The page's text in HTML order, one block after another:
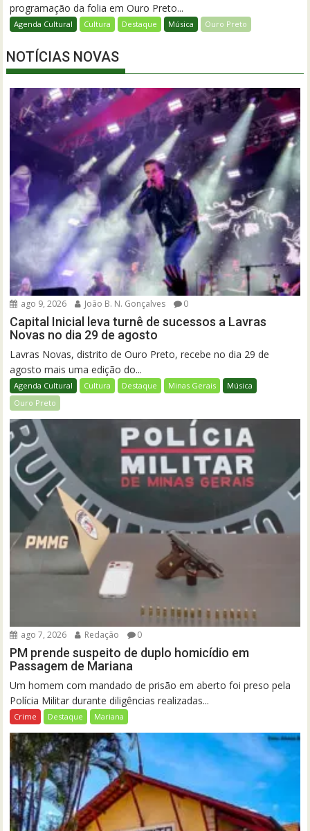
programação da folia em Ouro Preto...
Agenda Cultural Cultura Destaque Música Ouro Preto
NOTÍCIAS NOVAS
ago 9, 2026 João B. N. Gonçalves 0
Capital Inicial leva turnê de sucessos a Lavras
Novas no dia 29 de agosto
Lavras Novas, distrito de Ouro Preto, recebe no dia 29 de
agosto mais uma edição do...
Agenda Cultural Cultura Destaque Minas Gerais
Música
Ouro Preto
ago 7, 2026 Redação 0
PM prende suspeito de duplo homicídio em
Passagem de Mariana
Um homem com mandado de prisão em aberto foi preso pela
Polícia Militar durante diligências realizadas...
Crime Destaque Mariana